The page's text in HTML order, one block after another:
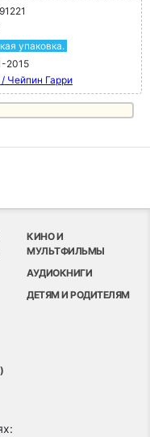
упаковка.
2015
Чейпин Гарри
КИНО И
МУЛЬТФИЛЬМЫ
АУДИОКНИГИ
ДЕТЯМ И РОДИТЕЛЯМ